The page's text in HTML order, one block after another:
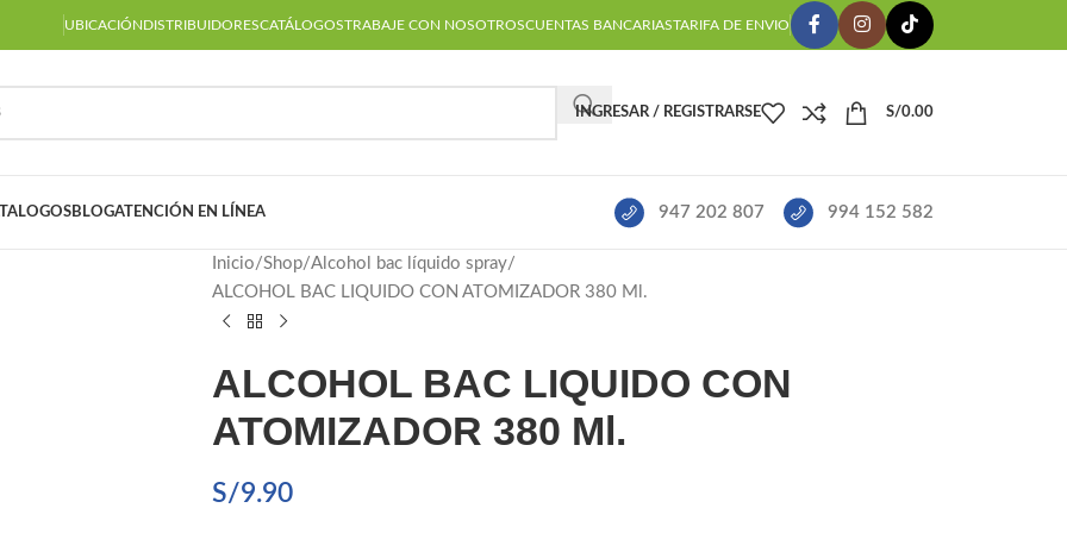
UBICACIÓNDISTRIBUIDORESCATÁLOGOSTRABAJE CON NOSOTROSCUENTAS BANCARIASTARIFA DE ENVIO
INGRESAR / REGISTRARSE S/0.00
BLOGATENCIÓN EN LÍNEA 947 202 807 994 152 582
Inicio Shop Alcohol bac líquido spray
ALCOHOL BAC LIQUIDO CON ATOMIZADOR 380 Ml.
ALCOHOL BAC LIQUIDO CON
ATOMIZADOR 380 Ml.
S/9.90